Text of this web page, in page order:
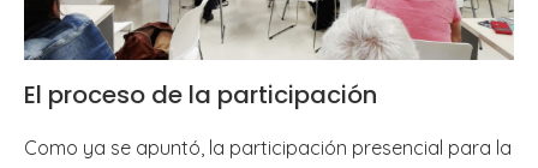
El proceso de la participación
Como ya se apuntó, la participación presencial para la